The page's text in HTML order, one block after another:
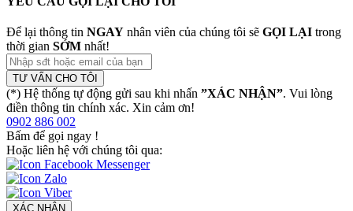
Để lại thông tin NGAY nhân viên của chúng tôi sẽ GỌI LẠI trong
thời gian SỚM nhất!
TƯ VẤN CHO TÔI
(*) Hệ thống tự động gửi sau khi nhấn ”XÁC NHẬN”. Vui lòng
điền thông tin chính xác. Xin cảm ơn!
0902 886 002
Bấm để gọi ngay !
Hoặc liên hệ với chúng tôi qua:
XÁC NHẬN